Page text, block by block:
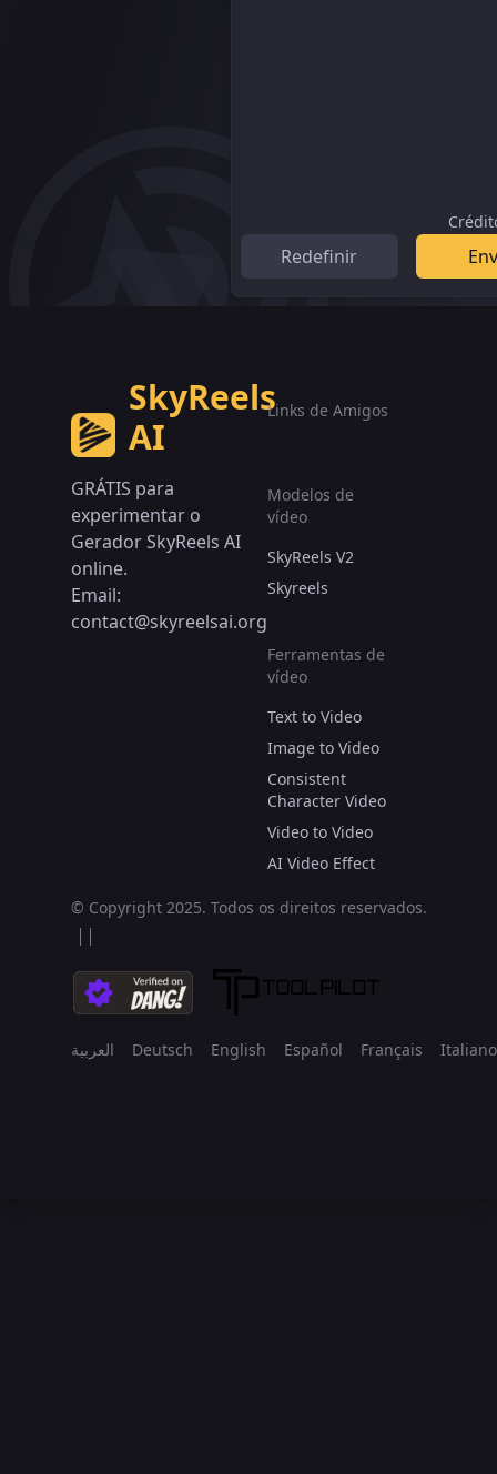
Redefinir
SkyReels
AI
GRÁTIS para
experimentar o
Gerador SkyReels AI
online.
Email:
contact@skyreelsai.org
Links de Amigos
Modelos de
vídeo
SkyReels V2
Skyreels
Ferramentas de
vídeo
Text to Video
Image to Video
Consistent
Character Video
Video to Video
AI Video Effect
© Copyright 2025. Todos os direitos reservados.
العربية Deutsch English Español Français Italiano